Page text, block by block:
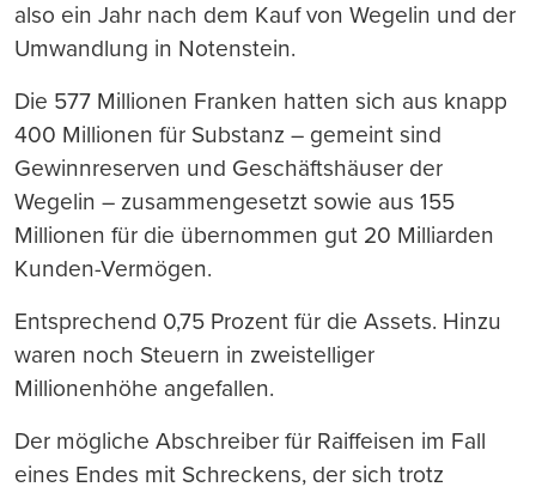
also ein Jahr nach dem Kauf von Wegelin und der
Umwandlung in Notenstein.
Die 577 Millionen Franken hatten sich aus knapp
400 Millionen für Substanz – gemeint sind
Gewinnreserven und Geschäftshäuser der
Wegelin – zusammengesetzt sowie aus 155
Millionen für die übernommen gut 20 Milliarden
Kunden-Vermögen.
Entsprechend 0,75 Prozent für die Assets. Hinzu
waren noch Steuern in zweistelliger
Millionenhöhe angefallen.
Der mögliche Abschreiber für Raiffeisen im Fall
eines Endes mit Schreckens, der sich trotz